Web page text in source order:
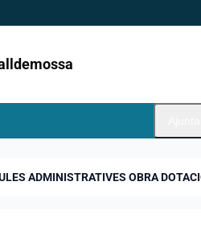
ADMINISTRATIVES OBRA